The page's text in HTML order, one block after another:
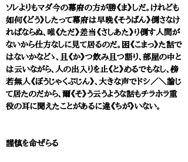
ソレよりもマダ今の幕府の方が勝《ま》しだ。けれども
如何《どう》したって幕府は早晩《そうばん》倒さなけ
ればならぬ、唯《ただ》差当《さしあた》り倒す人間が
ないから仕方なしに見て居るのだ。困《こまっ》た話で
はないかなどゝ、且《か》つ飲み且つ語り、部屋の中と
は云いながら、人の出入りを止《と》めるでもなし、傍
若無人《ぼうじゃくぶじん》、大きな声でドシ／＼論じ
て居たのだから、爾《そ》う云うような話もチラホラ重
役の耳に聞えたことがあるに違《ちが》いない。
謹慎を命ぜらる